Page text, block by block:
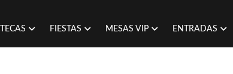
FIESTAS MESAS VIP ENTRADAS